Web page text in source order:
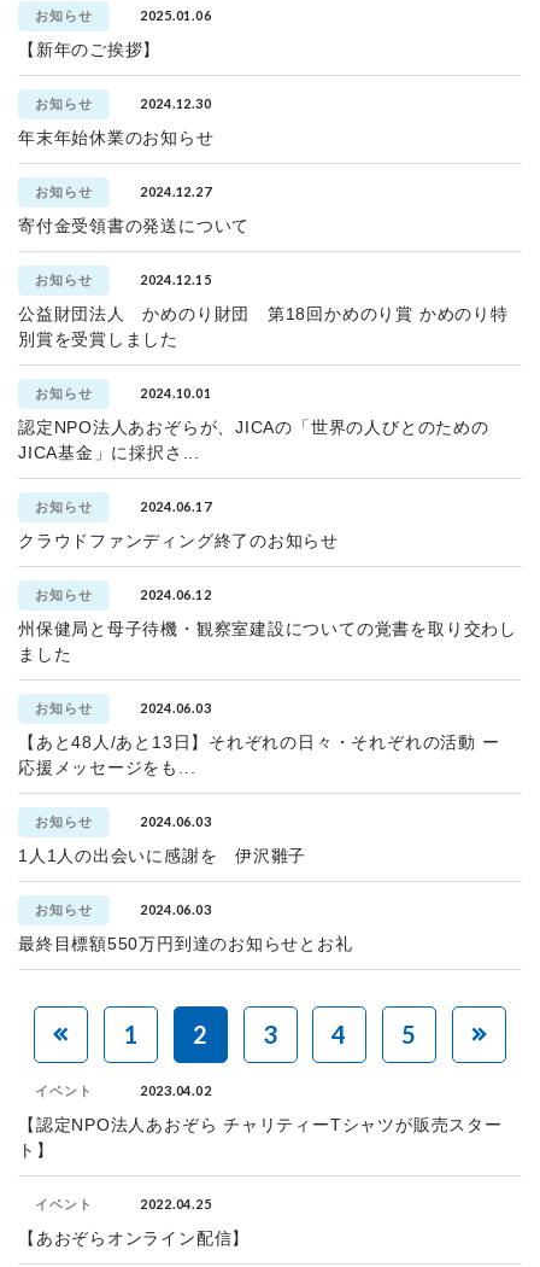
お知らせ 2025.01.06
【新年のご挨拶】
お知らせ 2024.12.30
年末年始休業のお知らせ
お知らせ 2024.12.27
寄付金受領書の発送について
お知らせ 2024.12.15
公益財団法人 かめのり財団 第18回かめのり賞 かめのり特
別賞を受賞しました
お知らせ 2024.10.01
認定NPO法人あおぞらが、JICAの「世界の人びとのための
JICA基金」に採択さ...
お知らせ 2024.06.17
クラウドファンディング終了のお知らせ
お知らせ 2024.06.12
州保健局と母子待機・観察室建設についての覚書を取り交わし
ました
お知らせ 2024.06.03
【あと48人/あと13日】それぞれの日々・それぞれの活動 ー
応援メッセージをも...
お知らせ 2024.06.03
1人1人の出会いに感謝を 伊沢雛子
お知らせ 2024.06.03
最終目標額550万円到達のお知らせとお礼
1 2 3 4 5
イベント 2023.04.02
【認定NPO法人あおぞら チャリティーTシャツが販売スター
ト】
イベント 2022.04.25
【あおぞらオンライン配信】